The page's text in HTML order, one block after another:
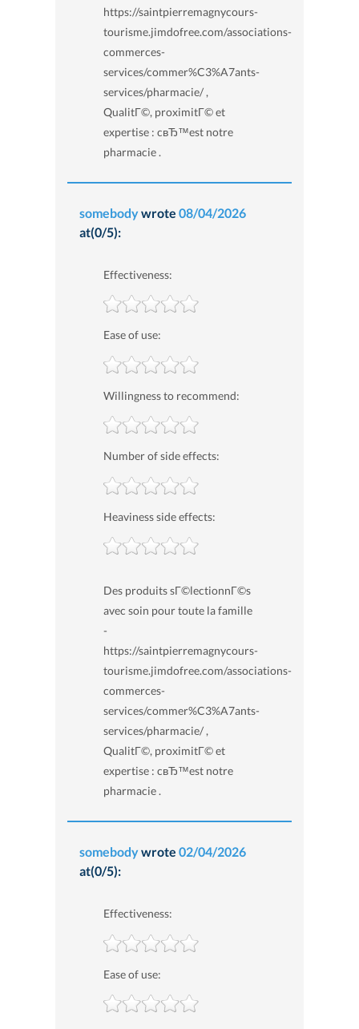
https://saintpierremagnycours-
tourisme.jimdofree.com/associations-
commerces-
services/commer%C3%A7ants-
services/pharmacie/ ,
QualitГ©, proximitГ© et
expertise : cвЂ™est notre
pharmacie .
somebodywrote 08/04/2026
at(0/5):
Effectiveness:
Ease of use:
Willingness to recommend:
Number of side effects:
Heaviness side effects:
Des produits sГ©lectionnГ©s
avec soin pour toute la famille
-
https://saintpierremagnycours-
tourisme.jimdofree.com/associations-
commerces-
services/commer%C3%A7ants-
services/pharmacie/ ,
QualitГ©, proximitГ© et
expertise : cвЂ™est notre
pharmacie .
somebodywrote 02/04/2026
at(0/5):
Effectiveness:
Ease of use: